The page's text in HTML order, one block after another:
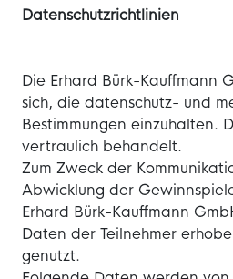
Datenschutzrichtlinien
Die Erhard Bürk-Kauffmann
sich, die datenschutz- und
Bestimmungen einzuhalten.
vertraulich behandelt.
Zum Zweck der
Abwicklung der
Erhard Bürk-Kauffmann
Daten der Teilnehmer
genutzt.